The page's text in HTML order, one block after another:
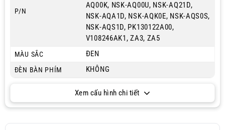
P/N
AQ00K, NSK-AQ00U, NSK-AQ21D,
NSK-AQA1D, NSK-AQK0E, NSK-AQS0S,
NSK-AQS1D, PK130122A00,
V108246AK1, ZA3, ZA5
MÀU SẮC ĐEN
ĐÈN BÀN PHÍM KHÔNG
Xem cấu hình chi tiết